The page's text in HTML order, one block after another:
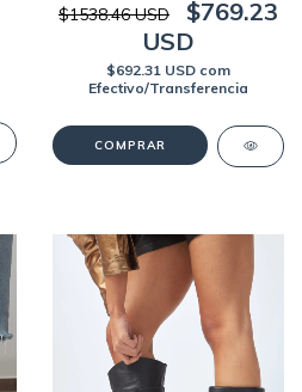
$1538.46 USD
$769.23
USD
$692.31 USD com
Efectivo/Transferencia
COMPRAR